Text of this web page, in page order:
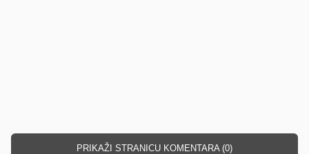
PRIKAŽI STRANICU KOMENTARA (0)